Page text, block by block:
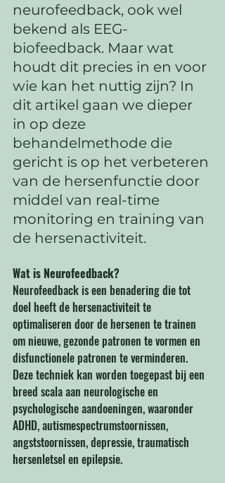
neurofeedback, ook wel
bekend als EEG-
biofeedback. Maar wat
houdt dit precies in en voor
wie kan het nuttig zijn? In
dit artikel gaan we dieper
in op deze
behandelmethode die
gericht is op het verbeteren
van de hersenfunctie door
middel van real-time
monitoring en training van
de hersenactiviteit.
Wat is Neurofeedback?
Neurofeedback is een benadering die tot
doel heeft de hersenactiviteit te
optimaliseren door de hersenen te trainen
om nieuwe, gezonde patronen te vormen en
disfunctionele patronen te verminderen.
Deze techniek kan worden toegepast bij een
breed scala aan neurologische en
psychologische aandoeningen, waaronder
ADHD, autismespectrumstoornissen,
angststoornissen, depressie, traumatisch
hersenletsel en epilepsie.